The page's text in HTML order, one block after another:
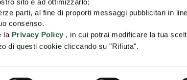
sito e ad ottimizzarlo;
parti, al fine di proporti messaggi pubblicitari in
consenso.
la Privacy Policy , in cui potrai modificare la tua
di questi cookie cliccando su "Rifiuta".